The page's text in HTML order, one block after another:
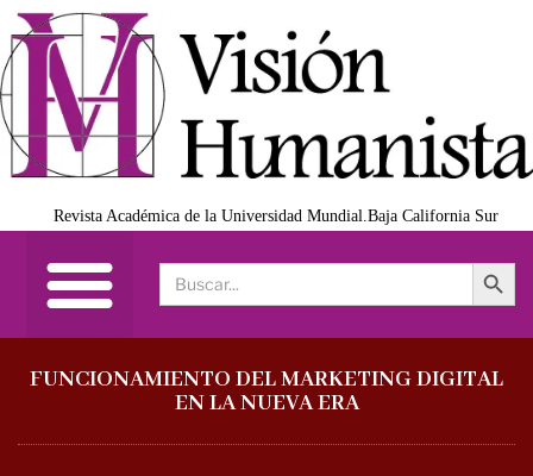
Revista Académica de la Universidad Mundial.Baja California Sur
Search
for:
Search Button
FUNCIONAMIENTO DEL MARKETING DIGITAL
EN LA NUEVA ERA